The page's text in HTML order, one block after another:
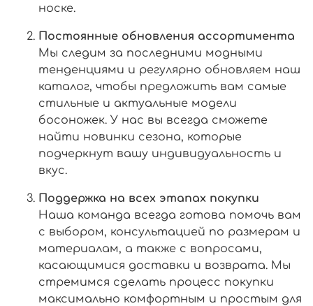
носке.
Постоянные обновления ассортимента
Мы следим за последними модными
тенденциями и регулярно обновляем наш
каталог, чтобы предложить вам самые
стильные и актуальные модели
босоножек. У нас вы всегда сможете
найти новинки сезона, которые
подчеркнут вашу индивидуальность и
вкус.
Поддержка на всех этапах покупки
Наша команда всегда готова помочь вам
с выбором, консультацией по размерам и
материалам, а также с вопросами,
касающимися доставки и возврата. Мы
стремимся сделать процесс покупки
максимально комфортным и простым для